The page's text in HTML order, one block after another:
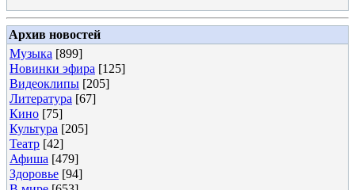
Архив новостей
Музыка [899]
Новинки эфира [125]
Видеоклипы [205]
Литература [67]
Кино [75]
Культура [205]
Театр [42]
Афиша [479]
Здоровье [94]